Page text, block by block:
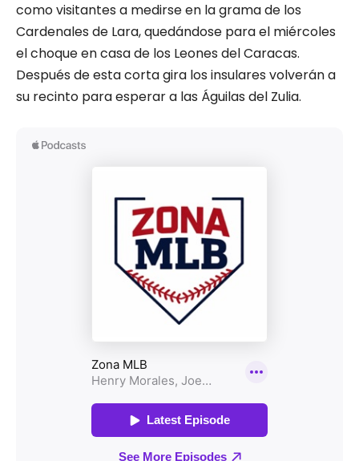
como visitantes a medirse en la grama de los
Cardenales de Lara, quedándose para el miércoles
el choque en casa de los Leones del Caracas.
Después de esta corta gira los insulares volverán a
su recinto para esperar a las Águilas del Zulia.